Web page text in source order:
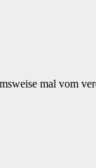
mal vom